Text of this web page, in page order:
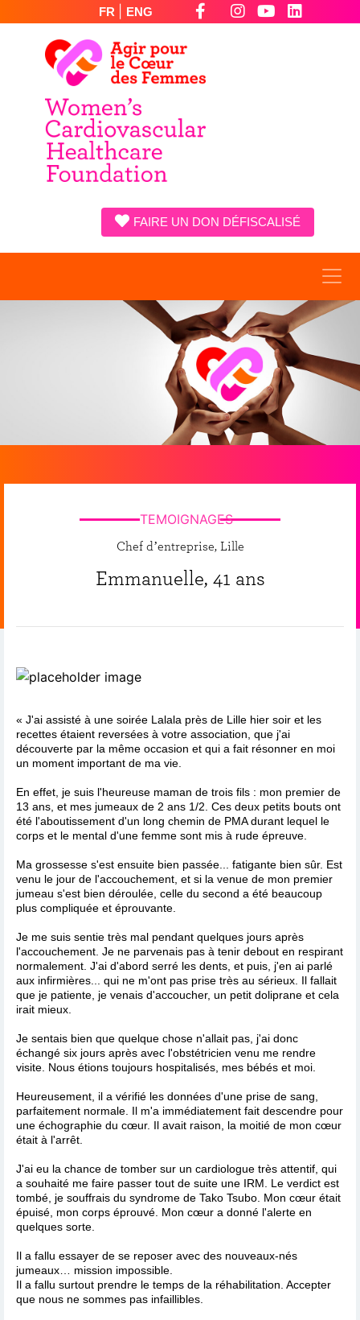
FR ENG
FAIRE UN DON DÉFISCALISÉ
TEMOIGNAGES
Chef d’entreprise, Lille
Emmanuelle, 41 ans
« J'ai assisté à une soirée Lalala près de Lille hier soir et les
recettes étaient reversées à votre association, que j'ai
découverte par la même occasion et qui a fait résonner en moi
un moment important de ma vie.
En effet, je suis l'heureuse maman de trois fils : mon premier de
13 ans, et mes jumeaux de 2 ans 1/2. Ces deux petits bouts ont
été l'aboutissement d'un long chemin de PMA durant lequel le
corps et le mental d'une femme sont mis à rude épreuve.
Ma grossesse s'est ensuite bien passée... fatigante bien sûr. Est
venu le jour de l'accouchement, et si la venue de mon premier
jumeau s'est bien déroulée, celle du second a été beaucoup
plus compliquée et éprouvante.
Je me suis sentie très mal pendant quelques jours après
l'accouchement. Je ne parvenais pas à tenir debout en respirant
normalement. J'ai d'abord serré les dents, et puis, j'en ai parlé
aux infirmières... qui ne m'ont pas prise très au sérieux. Il fallait
que je patiente, je venais d'accoucher, un petit doliprane et cela
irait mieux.
Je sentais bien que quelque chose n'allait pas, j'ai donc
échangé six jours après avec l'obstétricien venu me rendre
visite. Nous étions toujours hospitalisés, mes bébés et moi.
Heureusement, il a vérifié les données d'une prise de sang,
parfaitement normale. Il m'a immédiatement fait descendre pour
une échographie du cœur. Il avait raison, la moitié de mon cœur
était à l'arrêt.
J'ai eu la chance de tomber sur un cardiologue très attentif, qui
a souhaité me faire passer tout de suite une IRM. Le verdict est
tombé, je souffrais du syndrome de Tako Tsubo. Mon cœur était
épuisé, mon corps éprouvé. Mon cœur a donné l'alerte en
quelques sorte.
Il a fallu essayer de se reposer avec des nouveaux-nés
jumeaux… mission impossible.
Il a fallu surtout prendre le temps de la réhabilitation. Accepter
que nous ne sommes pas infaillibles.